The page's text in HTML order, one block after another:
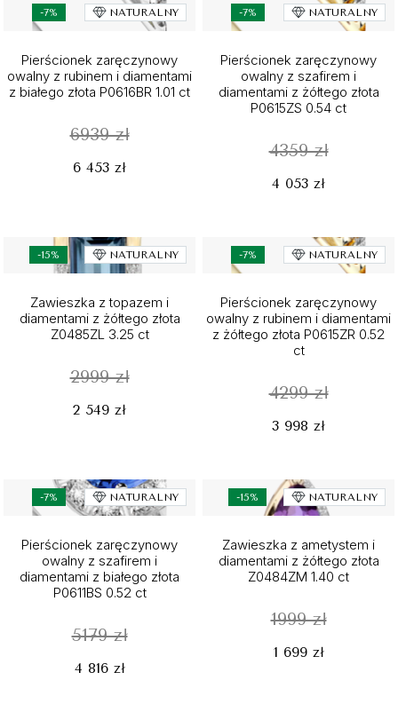
-7% NATURALNY
Pierścionek zaręczynowy
owalny z rubinem i diamentami
z białego złota P0616BR 1.01 ct
6939 zł
6 453 zł
-7% NATURALNY
Pierścionek zaręczynowy
owalny z szafirem i
diamentami z żółtego złota
P0615ZS 0.54 ct
4359 zł
4 053 zł
-15% NATURALNY
Zawieszka z topazem i
diamentami z żółtego złota
Z0485ZL 3.25 ct
2999 zł
2 549 zł
-7% NATURALNY
Pierścionek zaręczynowy
owalny z rubinem i diamentami
z żółtego złota P0615ZR 0.52
ct
4299 zł
3 998 zł
-7% NATURALNY
Pierścionek zaręczynowy
owalny z szafirem i
diamentami z białego złota
P0611BS 0.52 ct
5179 zł
4 816 zł
-15% NATURALNY
Zawieszka z ametystem i
diamentami z żółtego złota
Z0484ZM 1.40 ct
1999 zł
1 699 zł